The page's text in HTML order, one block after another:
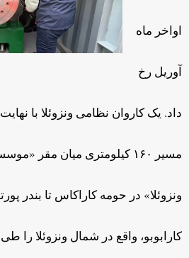
اواخر ماه
آوریل رخ
داد. یک کاروان نظامی ونزوئلا با
مسیر ۱۶۰ کیلومتری میان مقر
ونزوئلا» در حومه کاراکاس تا بندر
کارابوبو، واقع در شمال ونزوئلا را